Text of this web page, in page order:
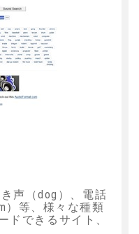
声（dog）、電話
）等、様々な種類
ドできるサイト、